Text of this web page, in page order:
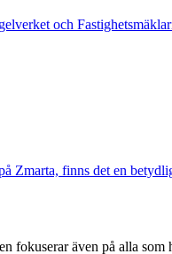
och
finns det en
fokuserar även på alla